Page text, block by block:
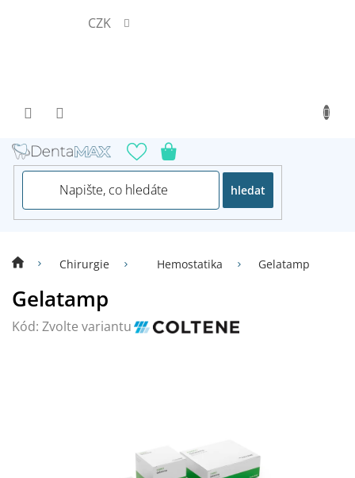
CZK
hledat
Chirurgie Hemostatika Gelatamp
Gelatamp
Kód: Zvolte variantu